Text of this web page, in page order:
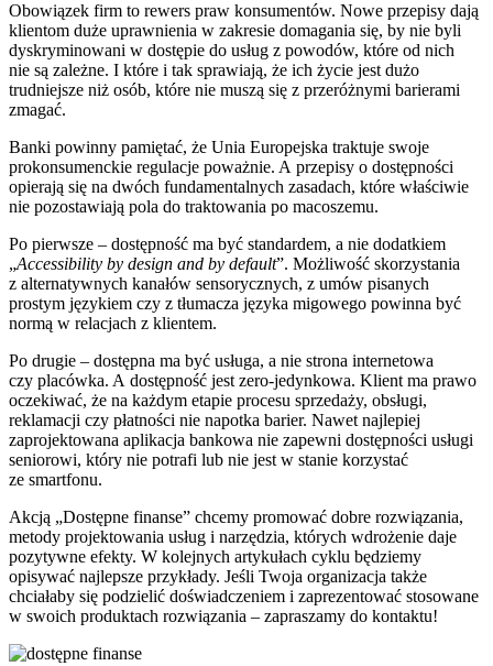
Obowiązek firm to rewers praw konsumentów. Nowe przepisy dają
klientom duże uprawnienia w zakresie domagania się, by nie byli
dyskryminowani w dostępie do usług z powodów, które od nich
nie są zależne. I które i tak sprawiają, że ich życie jest dużo
trudniejsze niż osób, które nie muszą się z przeróżnymi barierami
zmagać.
Banki powinny pamiętać, że Unia Europejska traktuje swoje
prokonsumenckie regulacje poważnie. A przepisy o dostępności
opierają się na dwóch fundamentalnych zasadach, które właściwie
nie pozostawiają pola do traktowania po macoszemu.
Po pierwsze – dostępność ma być standardem, a nie dodatkiem
„Accessibility by design and by default”. Możliwość skorzystania
z alternatywnych kanałów sensorycznych, z umów pisanych
prostym językiem czy z tłumacza języka migowego powinna być
normą w relacjach z klientem.
Po drugie – dostępna ma być usługa, a nie strona internetowa
czy placówka. A dostępność jest zero-jedynkowa. Klient ma prawo
oczekiwać, że na każdym etapie procesu sprzedaży, obsługi,
reklamacji czy płatności nie napotka barier. Nawet najlepiej
zaprojektowana aplikacja bankowa nie zapewni dostępności usługi
seniorowi, który nie potrafi lub nie jest w stanie korzystać
ze smartfonu.
Akcją „Dostępne finanse” chcemy promować dobre rozwiązania,
metody projektowania usług i narzędzia, których wdrożenie daje
pozytywne efekty. W kolejnych artykułach cyklu będziemy
opisywać najlepsze przykłady. Jeśli Twoja organizacja także
chciałaby się podzielić doświadczeniem i zaprezentować stosowane
w swoich produktach rozwiązania – zapraszamy do kontaktu!